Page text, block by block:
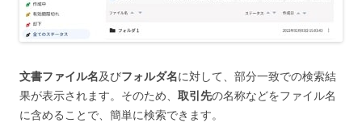
文書ファイル名及びフォルダ名に対して、部分一致での検索結
果が表示されます。そのため、 取引先の名称などをファイル名
に含めることで、簡単に検索できます。